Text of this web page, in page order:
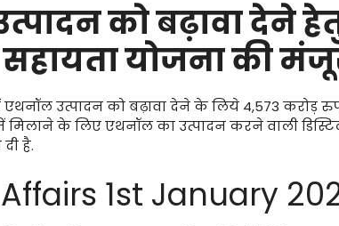
को बढ़ावा देने
योजना की
उत्पादन को बढ़ावा देने के लिये 4,573 करोड़
मिलाने के लिए एथनॉल का उत्पादन करने वाली
है.
1st January